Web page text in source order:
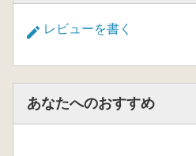
分析
出現と背景」の成果と課題
レビューを書く
あなたへのおすすめ